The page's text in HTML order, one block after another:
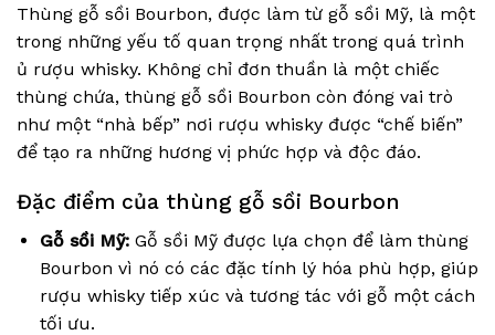
Thùng gỗ sồi Bourbon, được làm từ gỗ sồi Mỹ, là một
trong những yếu tố quan trọng nhất trong quá trình
ủ rượu whisky. Không chỉ đơn thuần là một chiếc
thùng chứa, thùng gỗ sồi Bourbon còn đóng vai trò
như một “nhà bếp” nơi rượu whisky được “chế biến”
để tạo ra những hương vị phức hợp và độc đáo.
Đặc điểm của thùng gỗ sồi Bourbon
Gỗ sồi Mỹ:Gỗ sồi Mỹ được lựa chọn để làm thùng
Bourbon vì nó có các đặc tính lý hóa phù hợp, giúp
rượu whisky tiếp xúc và tương tác với gỗ một cách
tối ưu.